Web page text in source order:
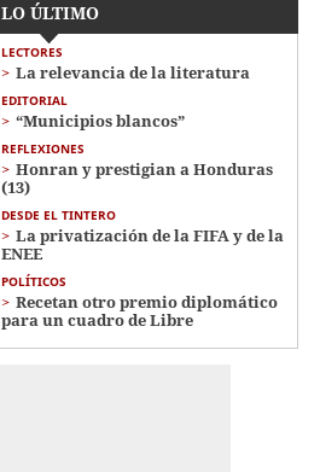
LO ÚLTIMO
LECTORES
La relevancia de la literatura
EDITORIAL
“Municipios blancos”
REFLEXIONES
Honran y prestigian a Honduras
(13)
DESDE EL TINTERO
La privatización de la FIFA y de la
ENEE
POLÍTICOS
Recetan otro premio diplomático
para un cuadro de Libre